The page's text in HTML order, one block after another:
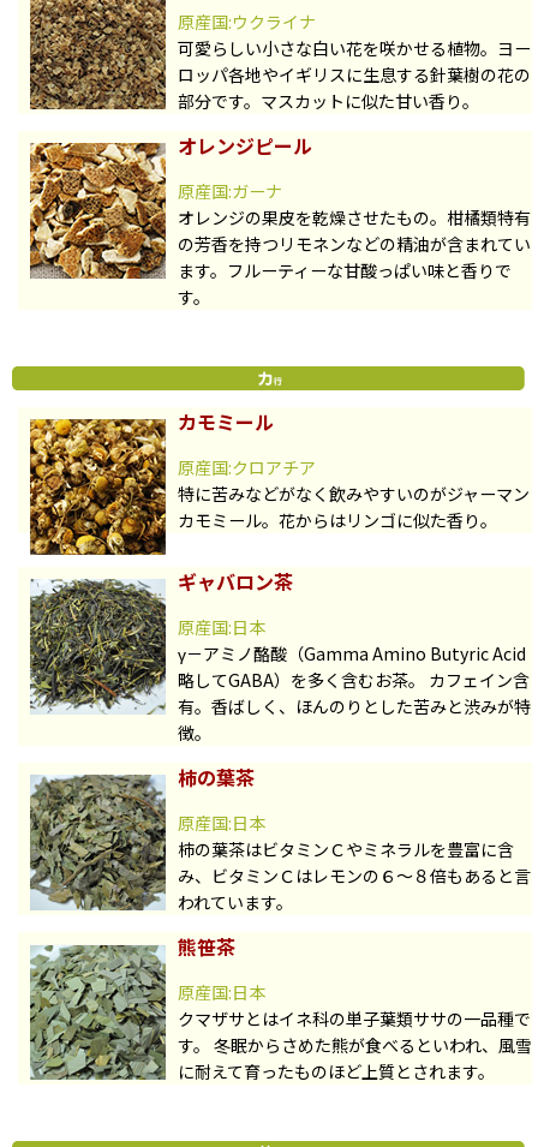
原産国:ウクライナ
可愛らしい小さな白い花を咲かせる植物。ヨー
ロッパ各地やイギリスに生息する針葉樹の花の
部分です。マスカットに似た甘い香り。
オレンジピール
原産国:ガーナ
オレンジの果皮を乾燥させたもの。柑橘類特有
の芳香を持つリモネンなどの精油が含まれてい
ます。フルーティーな甘酸っぱい味と香りで
す。
カモミール
原産国:クロアチア
特に苦みなどがなく飲みやすいのがジャーマン
カモミール。花からはリンゴに似た香り。
ギャバロン茶
原産国:日本
γ－アミノ酪酸（Gamma Amino Butyric Acid
略してGABA）を多く含むお茶。 カフェイン含
有。香ばしく、ほんのりとした苦みと渋みが特
徴。
柿の葉茶
原産国:日本
柿の葉茶はビタミンＣやミネラルを豊富に含
み、ビタミンＣはレモンの６〜８倍もあると言
われています。
熊笹茶
原産国:日本
クマザサとはイネ科の単子葉類ササの一品種で
す。 冬眠からさめた熊が食べるといわれ、風雪
に耐えて育ったものほど上質とされます。